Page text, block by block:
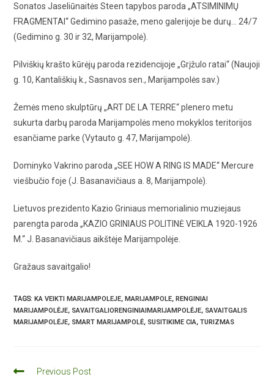
Sonatos Jaseliūnaitės Steen tapybos paroda „ATSIMINIMŲ
FRAGMENTAI“ Gedimino pasaže, meno galerijoje be durų… 24/7
(Gedimino g. 30 ir 32, Marijampolė).
Pilviškių krašto kūrėjų paroda rezidencijoje „Grįžulo ratai“ (Naujoji
g. 10, Kantališkių k., Sasnavos sen., Marijampolės sav.)
Žemės meno skulptūrų „ART DE LA TERRE“ plenero metu
sukurta darbų paroda Marijampolės meno mokyklos teritorijos
esančiame parke (Vytauto g. 47, Marijampolė).
Dominyko Vakrino paroda „SEE HOW A RING IS MADE“ Mercure
viešbučio foje (J. Basanavičiaus a. 8, Marijampolė).
Lietuvos prezidento Kazio Griniaus memorialinio muziejaus
parengta paroda „KAZIO GRINIAUS POLITINĖ VEIKLA 1920-1926
M.“ J. Basanavičiaus aikštėje Marijampolėje.
Gražaus savaitgalio!
TAGS:KA VEIKTI MARIJAMPOLEJE, MARIJAMPOLE, RENGINIAI
MARIJAMPOLĖJE, SAVAITGALIORENGINIAIMARIJAMPOLĖJE, SAVAITGALIS
MARIJAMPOLĖJE, SMART MARIJAMPOLĖ, SUSITIKIME CIA, TURIZMAS
Previous Post